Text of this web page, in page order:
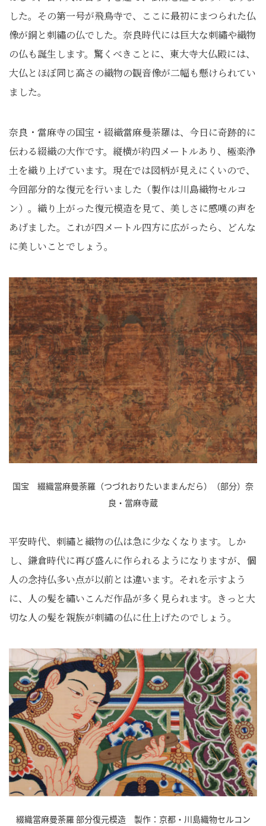
した。その第一号が飛鳥寺で、ここに最初にまつられた仏
像が銅と刺繡の仏でした。奈良時代には巨大な刺繡や織物
の仏も誕生します。驚くべきことに、東大寺大仏殿には、
大仏とほぼ同じ高さの織物の観音像が二幅も懸けられてい
ました。
奈良・當麻寺の国宝・綴織當麻曼荼羅は、今日に奇跡的に
伝わる綴織の大作です。縦横が約四メートルあり、極楽浄
土を織り上げています。現在では図柄が見えにくいので、
今回部分的な復元を行いました（製作は川島織物セルコ
ン）。織り上がった復元模造を見て、美しさに感嘆の声を
あげました。これが四メートル四方に広がったら、どんな
に美しいことでしょう。
国宝 綴織當麻曼荼羅（つづれおりたいままんだら）（部分）奈
良・當麻寺蔵
平安時代、刺繡と織物の仏は急に少なくなります。しか
し、鎌倉時代に再び盛んに作られるようになりますが、個
人の念持仏多い点が以前とは違います。それを示すよう
に、人の髪を繡いこんだ作品が多く見られます。きっと大
切な人の髪を親族が刺繡の仏に仕上げたのでしょう。
綴織當麻曼荼羅 部分復元模造 製作：京都・川島織物セルコン